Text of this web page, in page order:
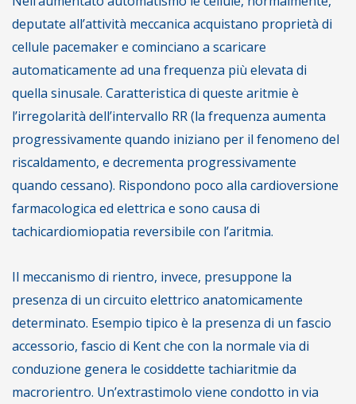
deputate all’attività meccanica acquistano proprietà di
cellule pacemaker e cominciano a scaricare
automaticamente ad una frequenza più elevata di
quella sinusale. Caratteristica di queste aritmie è
l’irregolarità dell’intervallo RR (la frequenza aumenta
progressivamente quando iniziano per il fenomeno del
riscaldamento, e decrementa progressivamente
quando cessano). Rispondono poco alla cardioversione
farmacologica ed elettrica e sono causa di
tachicardiomiopatia reversibile con l’aritmia.
Il meccanismo di rientro, invece, presuppone la
presenza di un circuito elettrico anatomicamente
determinato. Esempio tipico è la presenza di un fascio
accessorio, fascio di Kent che con la normale via di
conduzione genera le cosiddette tachiaritmie da
macrorientro. Un’extrastimolo viene condotto in via